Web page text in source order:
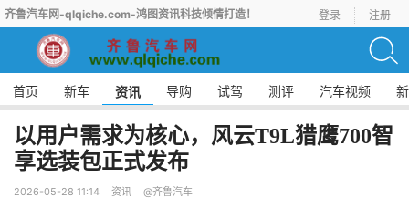
齐鲁汽车网-qlqiche.com-鸿图资讯科技倾情打造！ 登录 注册
首页 新车 资讯 导购 试驾 测评 汽车视频
以用户需求为核心，风云T9L猎鹰700智
享选装包正式发布
2026-05-28 11:14 资讯 @齐鲁汽车